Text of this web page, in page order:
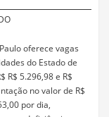
oferece vagas
do Estado de
R$ 5.296,98 e R$
no valor de R$
por dia,